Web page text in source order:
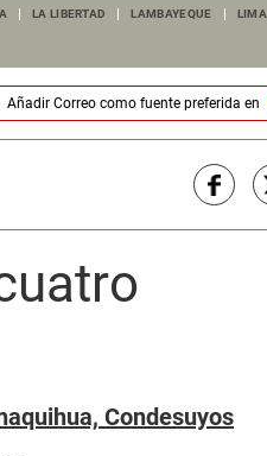
LA LIBERTAD LAMBAYEQUE LIMA
Añadir Correocomo fuente preferida en
Condesuyos